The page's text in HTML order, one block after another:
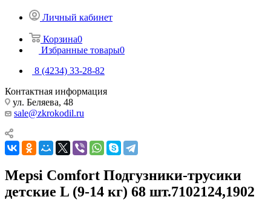
Личный кабинет
Корзина0
Избранные товары0
8 (4234) 33-28-82
Контактная информация
ул. Беляева, 48
sale@zkrokodil.ru
Mepsi Comfort Подгузники-трусики
детские L (9-14 кг) 68 шт.7102124,1902